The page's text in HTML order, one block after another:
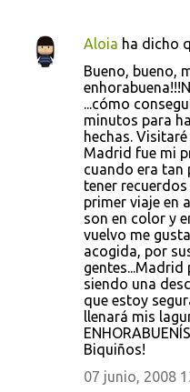
Aloia ha dicho
Bueno, bueno,
...cómo
minutos para
hechas.
Madrid fue mi
cuando era tan
tener
primer viaje en
son en color y
vuelvo me
acogida, por
gentes...Madrid
siendo una
que estoy
llenará mis
Biquiños!
07 junio, 2008